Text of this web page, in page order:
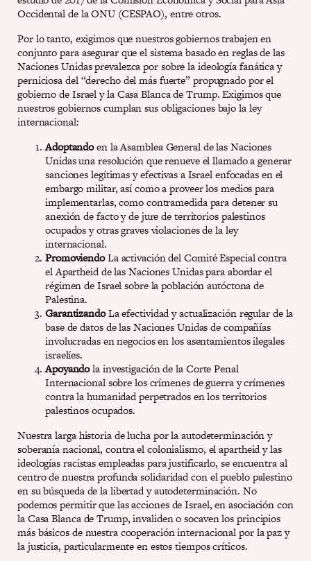
Occidental de la ONU (CESPAO), entre otros.
Por lo tanto, exigimos que nuestros gobiernos trabajen en
conjunto para asegurar que el sistema basado en reglas de las
Naciones Unidas prevalezca por sobre la ideología fanática y
perniciosa del “derecho del más fuerte” propugnado por el
gobierno de Israel y la Casa Blanca de Trump. Exigimos que
nuestros gobiernos cumplan sus obligaciones bajo la ley
internacional:
Adoptandoen la Asamblea General de las Naciones
Unidas una resolución que renueve el llamado a generar
sanciones legítimas y efectivas a Israel enfocadas en el
embargo militar, así como a proveer los medios para
implementarlas, como contramedida para detener su
anexión de facto y de jure de territorios palestinos
ocupados y otras graves violaciones de la ley
internacional.
PromoviendoLa activación del Comité Especial contra
el Apartheid de las Naciones Unidas para abordar el
régimen de Israel sobre la población autóctona de
Palestina.
GarantizandoLa efectividad y actualización regular de la
base de datos de las Naciones Unidas de compañías
involucradas en negocios en los asentamientos ilegales
israelíes.
Apoyandola investigación de la Corte Penal
Internacional sobre los crímenes de guerra y crímenes
contra la humanidad perpetrados en los territorios
palestinos ocupados.
Nuestra larga historia de lucha por la autodeterminación y
soberanía nacional, contra el colonialismo, el apartheid y las
ideologías racistas empleadas para justificarlo, se encuentra al
centro de nuestra profunda solidaridad con el pueblo palestino
en su búsqueda de la libertad y autodeterminación. No
podemos permitir que las acciones de Israel, en asociación con
la Casa Blanca de Trump, invaliden o socaven los principios
más básicos de nuestra cooperación internacional por la paz y
la justicia, particularmente en estos tiempos críticos.